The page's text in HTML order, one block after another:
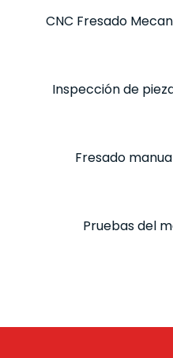
CNC Fresado
Inspección de
Fresado
Pruebas del